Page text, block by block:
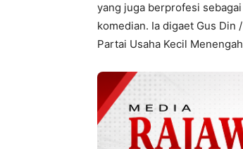
yang juga berprofesi
komedian. Ia digaet Gus Din
Partai Usaha Kecil